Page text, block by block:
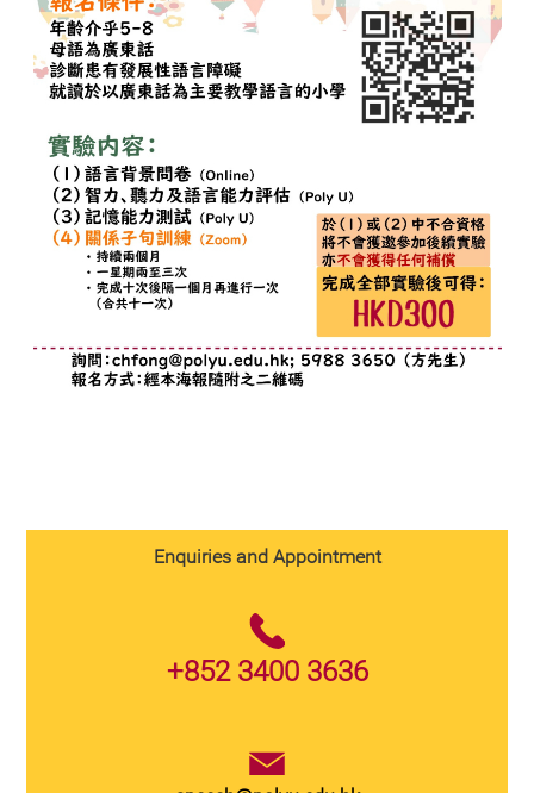
Enquiries and Appointment
+852 3400 3636